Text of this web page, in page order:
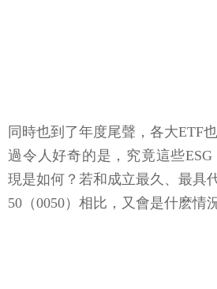
同時也到了年度尾聲，各大ETF
過令人好奇的是，究竟這些
現是如何？若和成立最久、最
50（0050）相比，又會是什麽情